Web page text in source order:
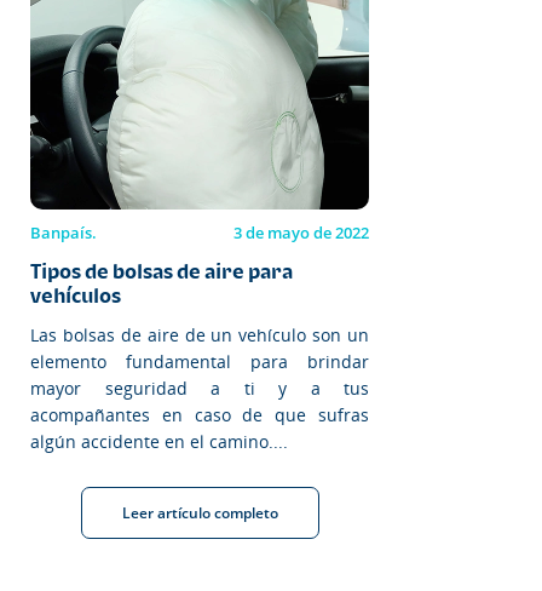
Banpaís. 3 de mayo de 2022
Tipos de bolsas de aire para
vehículos
Las bolsas de aire de un vehículo son un
elemento fundamental para brindar
mayor seguridad a ti y a tus
acompañantes en caso de que sufras
algún accidente en el camino....
Leer artículo completo